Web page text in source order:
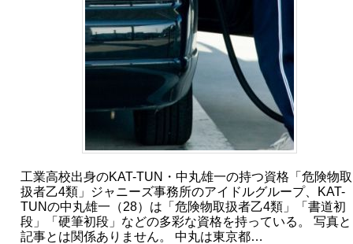
工業高校出身のKAT-TUN・中丸雄一の持つ資格「危険物取
扱者乙4類」ジャニーズ事務所のアイドルグループ、KAT-
TUNの中丸雄一（28）は「危険物取扱者乙4類」「書道初
段」「硬筆初段」などの多彩な資格を持っている。 写真と
記事とは関係ありません。 中丸は東京都…